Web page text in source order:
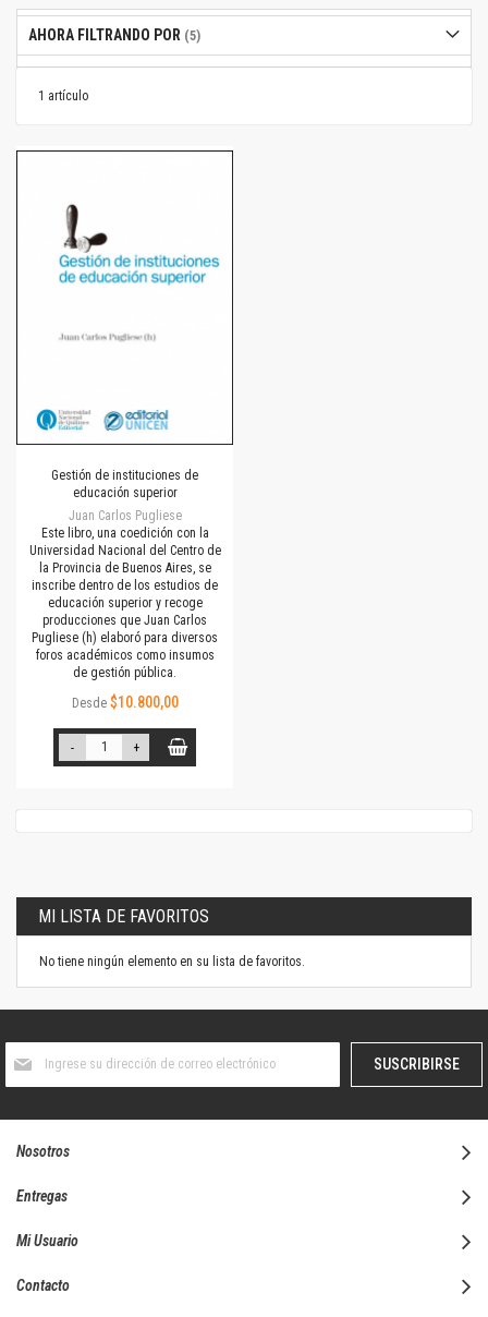
1 artículo
Gestión de instituciones de
educación superior
Juan Carlos Pugliese
Este libro, una coedición con la
Universidad Nacional del Centro de
la Provincia de Buenos Aires, se
inscribe dentro de los estudios de
educación superior y recoge
producciones que Juan Carlos
Pugliese (h) elaboró para diversos
foros académicos como insumos
de gestión pública.
Desde $10.800,00
- +
AHORA FILTRANDO POR
MI LISTA DE FAVORITOS
No tiene ningún elemento en su lista de favoritos.
boletín
SUSCRIBIRSE
Nosotros
Entregas
Mi Usuario
Contacto